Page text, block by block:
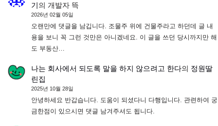
기의 개발자 뜩
2026년 02월 05일
오랜만에 댓글을 남깁니다. 조물주 위에 건물주라고 하던데 글 내
용을 보니 꼭 그런 것만은 아니겠네요. 이 글을 쓰던 당시까지만 해
도 부동산…
나는 회사에서 되도록 말을 하지 않으려고 한다의 정원딸
린집
2025년 10월 28일
안녕하세요 반갑습니다. 도움이 되셨다니 다행입니다. 관련하여 궁
금한점이 있으시면 댓글 남겨주셔도 됩니다.